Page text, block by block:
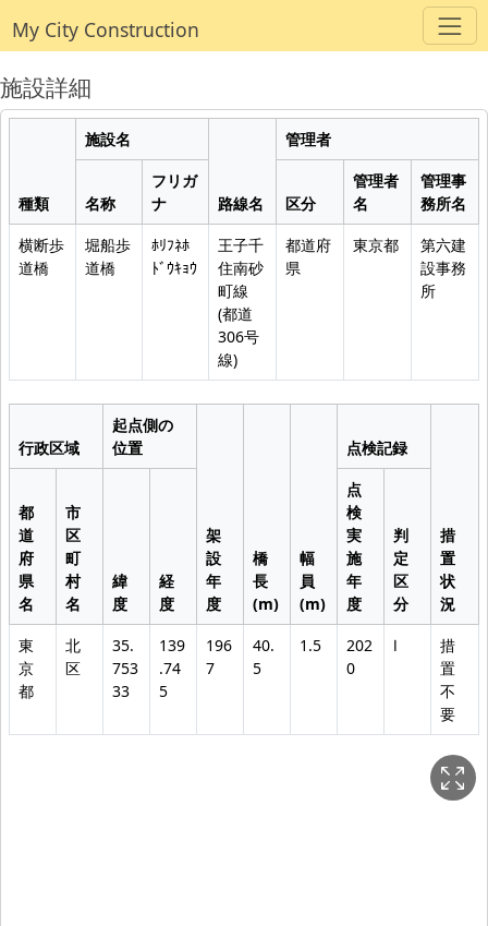
My City Construction
施設詳細
種類
施設名
路線名
管理者
名称
フリガ
ナ
区分
管理者
名
管理事
務所名
横断歩
道橋
堀船歩
道橋
ﾎﾘﾌﾈﾎ
ﾄﾞｳｷｮｳ
王子千
住南砂
町線
(都道
306号
線)
都道府
県
東京都
第六建
設事務
所
行政区域
起点側の
位置
架
設
年
度
橋
長
(m)
幅
員
(m)
点検記録
措
置
状
況
都
道
府
県
名
市
区
町
村
名
緯
度
経
度
点
検
実
施
年
度
判
定
区
分
東
京
都
北
区
35.
753
33
139
.74
5
196
7
40.
5
1.5
202
0
Ⅰ
措
置
不
要